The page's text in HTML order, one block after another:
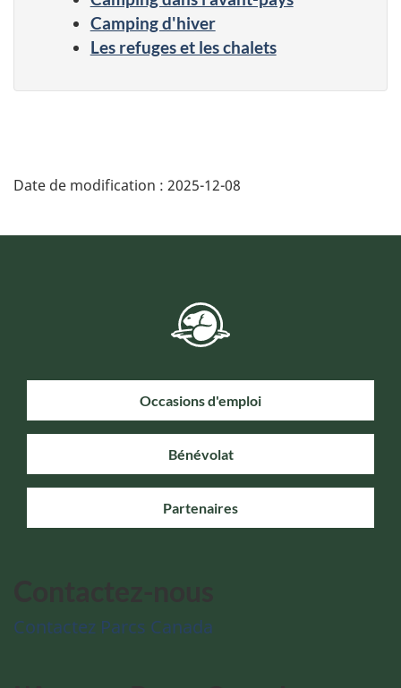
Camping d'hiver
Les refuges et les chalets
Date de modification : 2025-12-08
Occasions d'emploi
Bénévolat
Partenaires
Contactez Parcs Canada